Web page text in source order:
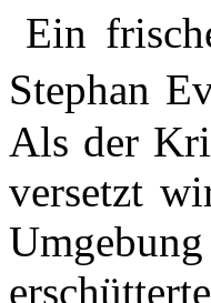
Ein
Stephan
Als der
versetzt